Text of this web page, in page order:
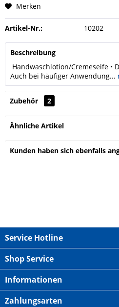
Merken
Artikel-Nr.: 10202
Beschreibung
Handwaschlotion/Cremeseife •
Auch bei häufiger Anwendung...
Zubehör 2
Ähnliche Artikel
Kunden haben sich ebenfalls
Service Hotline
Shop Service
Informationen
Zahlungsarten